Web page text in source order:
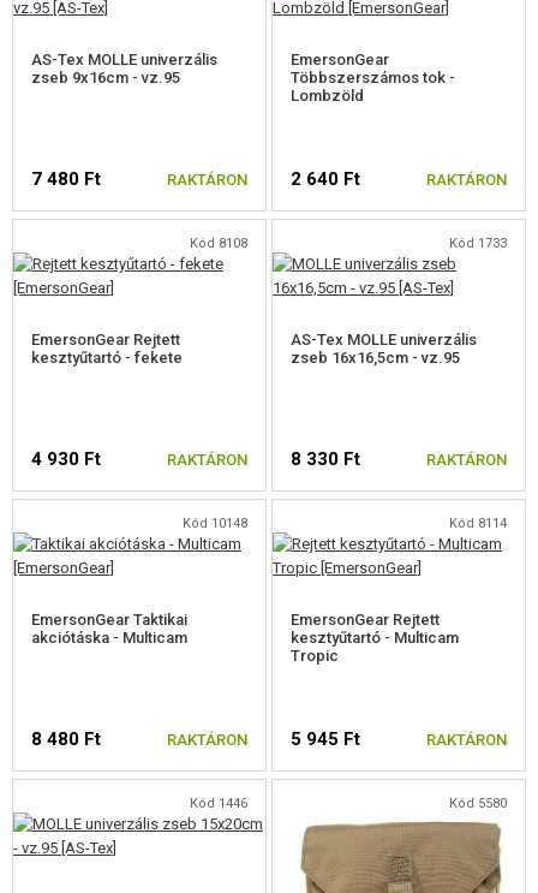
ÁLTALÁNOS ZSEBEK
IVÓZSÁK (CAMELBAG)
PUSKAAGY VÉDŐ
BAKANCS, CIPŐ, IMPREGNÁLÁS
ELSŐSEGÉLYNYÚJTÁS
KITŰZŐK
CSAPAT KARSZALAG
PARACORDOK, KÖTELEK, KARABINEREK
AS-Tex MOLLE univerzális
zseb 9x16cm - vz.95
7 480 Ft RAKTÁRON
EmersonGear
Többszerszámos tok -
Lombzöld
2 640 Ft RAKTÁRON
Kód 8108
EmersonGear Rejtett
kesztyűtartó - fekete
4 930 Ft RAKTÁRON
Kód 1733
AS-Tex MOLLE univerzális
zseb 16x16,5cm - vz.95
8 330 Ft RAKTÁRON
Kód 10148
EmersonGear Taktikai
akciótáska - Multicam
8 480 Ft RAKTÁRON
Kód 8114
EmersonGear Rejtett
kesztyűtartó - Multicam
Tropic
5 945 Ft RAKTÁRON
Kód 1446 Kód 5580